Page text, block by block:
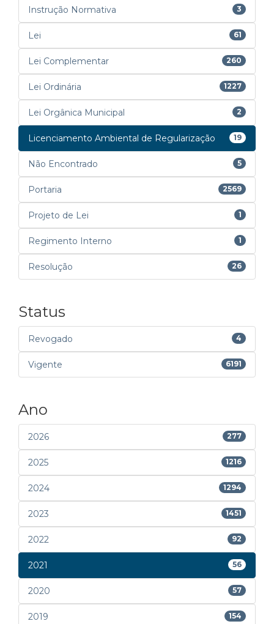
Instrução Normativa 3
Lei 61
Lei Complementar 260
Lei Ordinária 1227
Lei Orgânica Municipal 2
Licenciamento Ambiental de Regularização 19
Não Encontrado 5
Portaria 2569
Projeto de Lei 1
Regimento Interno 1
Resolução 26
Status
Revogado 4
Vigente 6191
Ano
2026 277
2025 1216
2024 1294
2023 1451
2022 92
2021 56
2020 57
2019 154